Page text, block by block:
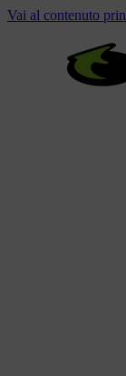
Vai al contenuto